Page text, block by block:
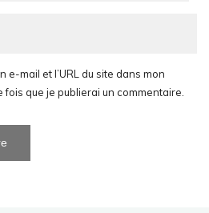
e-mail et l’URL du site dans mon
que je publierai un commentaire.